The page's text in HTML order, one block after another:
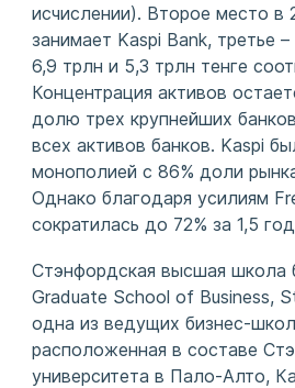
исчислении). Второе место в
занимает Kaspi Bank, третье
6,9 трлн и 5,3 трлн тенге
Концентрация активов
долю трех крупнейших
всех активов банков. Kaspi
монополией с 86% доли
Однако благодаря усилиям
сократилась до 72% за 1,5
Стэнфордская высшая школа
Graduate School of Business,
одна из ведущих бизнес-
расположенная в составе
университета в Пало-Алто,